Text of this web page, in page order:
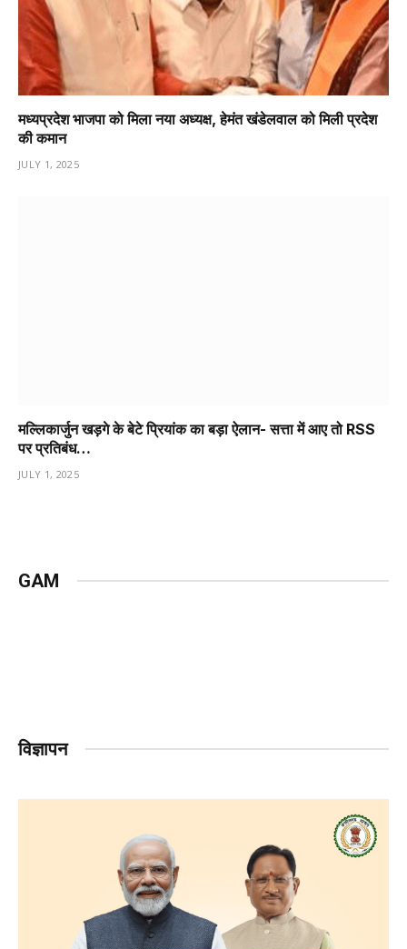
मध्यप्रदेश भाजपा को मिला नया अध्यक्ष, हेमंत खंडेलवाल को मिली प्रदेश
की कमान
JULY 1, 2025
मल्लिकार्जुन खड़गे के बेटे प्रियांक का बड़ा ऐलान- सत्ता में आए तो RSS
पर प्रतिबंध…
JULY 1, 2025
GAM
विज्ञापन